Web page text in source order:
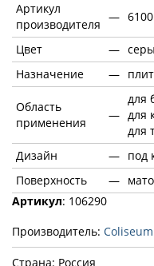
Артикул
производителя
—
Цвет —
Назначение
—
Область
применения
—
для
для
для
Дизайн
— под
Поверхность
—
Артикул: 106290
Производитель: Coliseum
Страна: Россия